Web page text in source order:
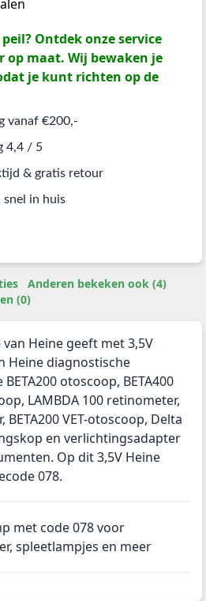
Ontdek onze service
op maat. Wij bewaken je
je kunt richten op de
vanaf €200,-
4,4 / 5
& gratis retour
snel in huis
Anderen bekeken ook (4)
(0)
Heine geeft met 3,5V
Heine diagnostische
otoscoop, BETA400
LAMBDA 100 retinometer,
VET-otoscoop, Delta
en verlichtingsadapter
Op dit 3,5V Heine
078.
met code 078 voor
spleetlampjes en meer